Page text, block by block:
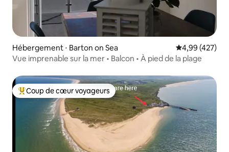
Hébergement ⋅ Barton on Sea Évaluation
4,99 (427)
Vue imprenable sur la mer • Balcon • À pied de la plage
Coups de cœur voyageurs les plus appréciés
Coup de cœur voyageurs